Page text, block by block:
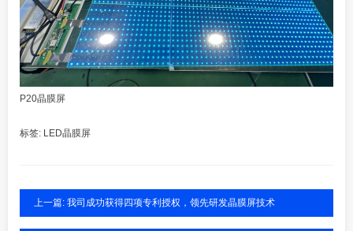
P20晶膜屏
标签: LED晶膜屏
上一篇: 我司成功获得四项专利授权，领先研发晶膜屏技术